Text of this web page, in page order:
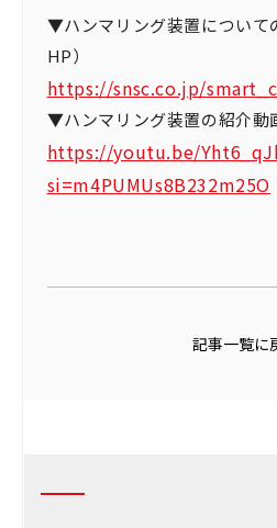
▼ハンマリング装置について
HP）
https://snsc.co.jp/
▼ハンマリング装置の紹介動
https://youtu.be/
si=m4PUMUs8B232m25O
記事一覧に